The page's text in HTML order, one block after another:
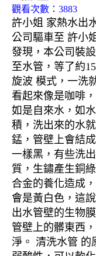
觀看次數：3883
許小姐 家熱水出
公司驅車至 許小
發現，本公司裝
至水管，等了約
旋波 模式，一洗
看起來像是咖啡
如是自來水，如
積，洗出來的水
錳，管壁上會結
一樣黑，有些洗
質，生鏽產生銅
合金的養化造成
會是黃白色，這
出水管壁的生物膜
管壁上的髒東西
淨。 清洗水管 的